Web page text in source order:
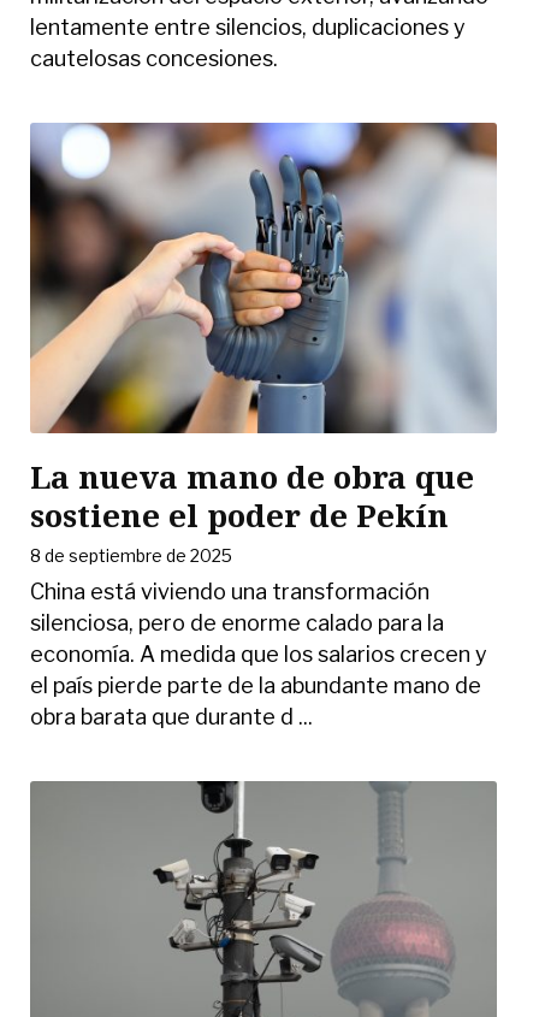
lentamente entre silencios, duplicaciones y
cautelosas concesiones.
La nueva mano de obra que
sostiene el poder de Pekín
8 de septiembre de 2025
China está viviendo una transformación
silenciosa, pero de enorme calado para la
economía. A medida que los salarios crecen y
el país pierde parte de la abundante mano de
obra barata que durante d ...